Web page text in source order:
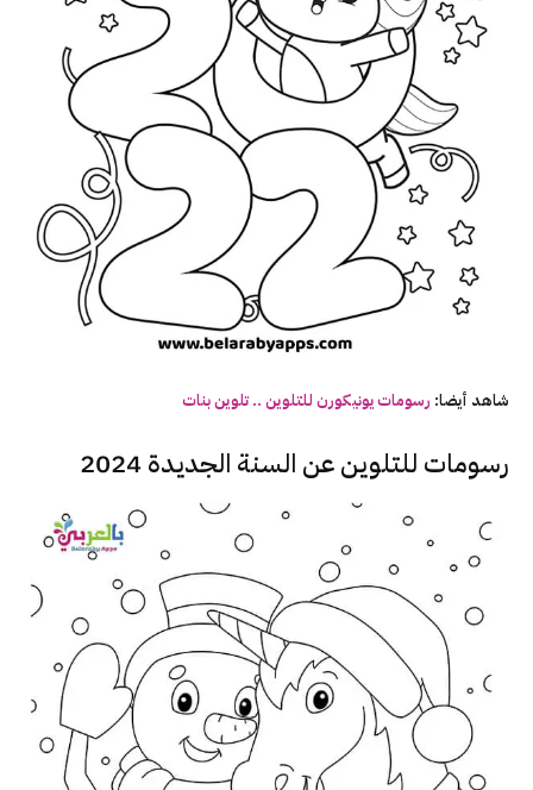
شاهد أيضا: رسوماتيونيكورن للتلوين .. تلوين بنات
رسومات للتلوين عن السنة الجديدة 2024